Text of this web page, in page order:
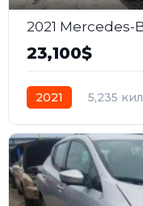
2021 Mercedes-
23,100$
2021 5,235